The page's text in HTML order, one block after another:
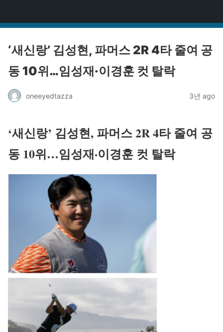
‘새신랑’ 김성현, 파머스 2R 4타 줄여 공
동 10위…임성재·이경훈 컷 탈락
oneeyedtazza 3년 ago
‘새신랑’ 김성현, 파머스 2R 4타 줄여 공
동 10위…임성재·이경훈 컷 탈락